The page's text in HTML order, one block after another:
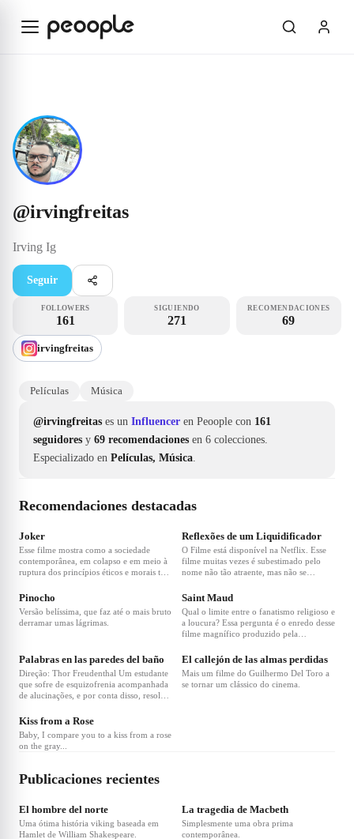
@irvingfreitas
Irving Ig
Seguir
FOLLOWERS
161
SIGUIENDO
271
RECOMENDACIONES
69
irvingfreitas
Películas Música
@irvingfreitas es un Influencer en Peoople con 161
seguidores y 69 recomendaciones en 6 colecciones.
Especializado en Películas, Música.
Recomendaciones destacadas
❤123
Joker
Esse filme mostra como a sociedade
contemporânea, em colapso e em meio à
ruptura dos princípios éticos e morais tem
próprios monstros.
❤
Reflexões de um Liquidificador
O Filme está disponível na Netflix. Esse
filme muitas vezes é subestimado pelo
nome não tão atraente, mas não se
nacional.
❤68
Pinocho
Versão belíssima, que faz até o mais bruto
derramar umas lágrimas.
❤ 50
Saint Maud
Qual o limite entre o fanatismo religioso e
a loucura? Essa pergunta é o enredo desse
filme magnífico produzido pela
seus fãs.
Palabras en las paredes del baño
Direção: Thor Freudenthal Um estudante
que sofre de esquizofrenia acompanhada
de alucinações, e por conta disso, resolve
experimental que promete esconder os
até surgirem os efeitos colaterais.
❤21
El callejón de las almas perdidas
Mais um filme do Guilhermo Del Toro a
se tornar um clássico do cinema.
❤20
Kiss from a Rose
Baby, I compare you to a kiss from a rose
on the gray...
Publicaciones recientes
❤10
El hombre del norte
Uma ótima história viking baseada em
Hamlet de William Shakespeare.
La tragedia de Macbeth
Simplesmente uma obra prima
contemporânea.
❤3 ❤4